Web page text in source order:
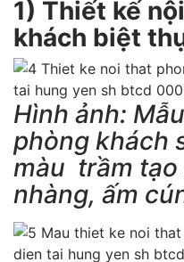
1) Thiết kế
khách biệt
Hình ảnh:
phòng khách
màu trầm tạo
nhàng, ấm